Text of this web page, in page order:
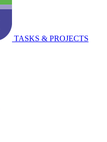
TASKS & PROJECTS